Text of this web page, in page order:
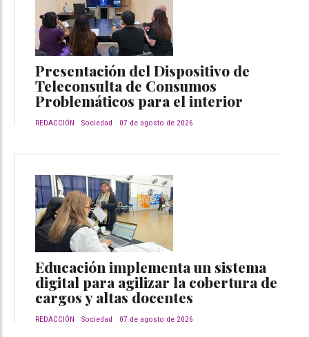
Presentación del Dispositivo de
Teleconsulta de Consumos
Problemáticos para el interior
REDACCIÓN Sociedad 07 de agosto de 2026
Educación implementa un sistema
digital para agilizar la cobertura de
cargos y altas docentes
REDACCIÓN Sociedad 07 de agosto de 2026